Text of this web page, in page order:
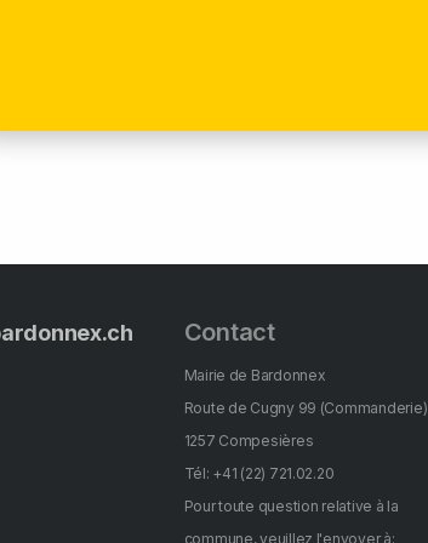
Contact
Mairie de Bardonnex
Route de Cugny 99 (Commanderie)
1257 Compesières
Tél: +41 (22) 721.02.20
Pour toute question relative à la
commune, veuillez l'envoyer à: